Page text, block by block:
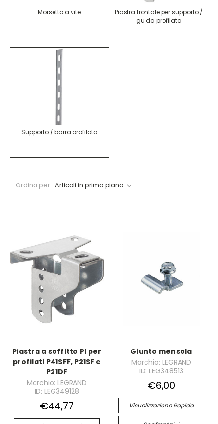
Morsetto a vite
Piastra frontale per supporto /
guida profilata
Supporto / barra profilata
Ordina per:
Piastra a soffitto PI per
profilati P41SFF, P21SF e
P21DF
Marchio: LEGRAND
ID: LEG349128
€44,77
Giunto mensola
Marchio: LEGRAND
ID: LEG348513
€6,00
Visualizzazione Rapida